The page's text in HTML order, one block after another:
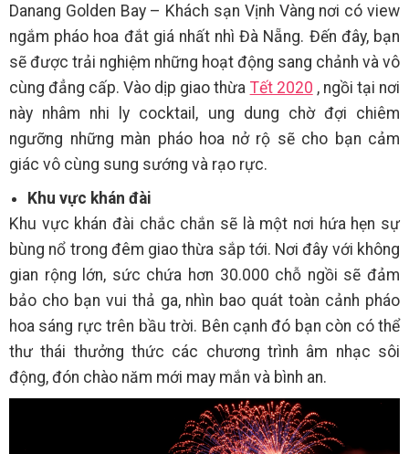
Danang Golden Bay – Khách sạn Vịnh Vàng nơi có view
ngắm pháo hoa đắt giá nhất nhì Đà Nẵng. Đến đây, bạn
sẽ được trải nghiệm những hoạt động sang chảnh và vô
cùng đẳng cấp. Vào dịp giao thừa Tết 2020 , ngồi tại nơi
này nhâm nhi ly cocktail, ung dung chờ đợi chiêm
ngưỡng những màn pháo hoa nở rộ sẽ cho bạn cảm
giác vô cùng sung sướng và rạo rực.
Khu vực khán đài
Khu vực khán đài chắc chắn sẽ là một nơi hứa hẹn sự
bùng nổ trong đêm giao thừa sắp tới. Nơi đây với không
gian rộng lớn, sức chứa hơn 30.000 chỗ ngồi sẽ đảm
bảo cho bạn vui thả ga, nhìn bao quát toàn cảnh pháo
hoa sáng rực trên bầu trời. Bên cạnh đó bạn còn có thể
thư thái thưởng thức các chương trình âm nhạc sôi
động, đón chào năm mới may mắn và bình an.